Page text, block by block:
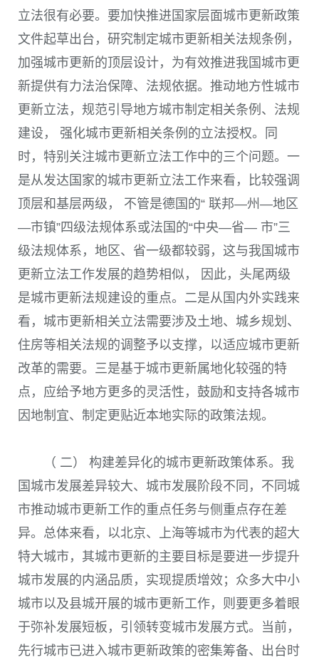
立法很有必要。要加快推进国家层面城市更新政策
文件起草出台，研究制定城市更新相关法规条例，
加强城市更新的顶层设计，为有效推进我国城市更
新提供有力法治保障、法规依据。推动地方性城市
更新立法，规范引导地方城市制定相关条例、法规
建设， 强化城市更新相关条例的立法授权。同
时，特别关注城市更新立法工作中的三个问题。一
是从发达国家的城市更新立法工作来看，比较强调
顶层和基层两级， 不管是德国的“ 联邦—州—地区
—市镇”四级法规体系或法国的“中央—省— 市”三
级法规体系，地区、省一级都较弱，这与我国城市
更新立法工作发展的趋势相似， 因此，头尾两级
是城市更新法规建设的重点。二是从国内外实践来
看，城市更新相关立法需要涉及土地、城乡规划、
住房等相关法规的调整予以支撑，以适应城市更新
改革的需要。三是基于城市更新属地化较强的特
点，应给予地方更多的灵活性，鼓励和支持各城市
因地制宜、制定更贴近本地实际的政策法规。
（ 二） 构建差异化的城市更新政策体系。我
国城市发展差异较大、城市发展阶段不同，不同城
市推动城市更新工作的重点任务与侧重点存在差
异。总体来看，以北京、上海等城市为代表的超大
特大城市，其城市更新的主要目标是要进一步提升
城市发展的内涵品质，实现提质增效；众多大中小
城市以及县城开展的城市更新工作，则要更多着眼
于弥补发展短板，引领转变城市发展方式。当前，
先行城市已进入城市更新政策的密集筹备、出台时